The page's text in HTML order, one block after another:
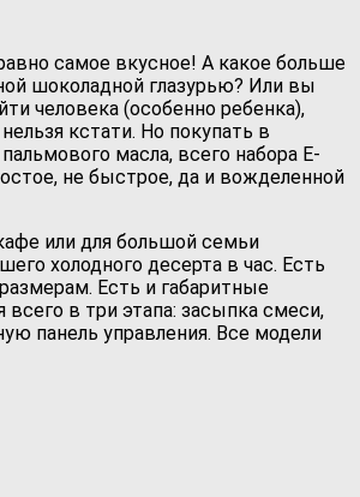
самое вкусное! А какое больше
шоколадной глазурью? Или вы
человека (особенно ребенка),
кстати. Но покупать в
масла, всего набора Е-
не быстрое, да и вожделенной
или для большой семьи
холодного десерта в час. Есть
Есть и габаритные
в три этапа: засыпка смеси,
панель управления. Все модели